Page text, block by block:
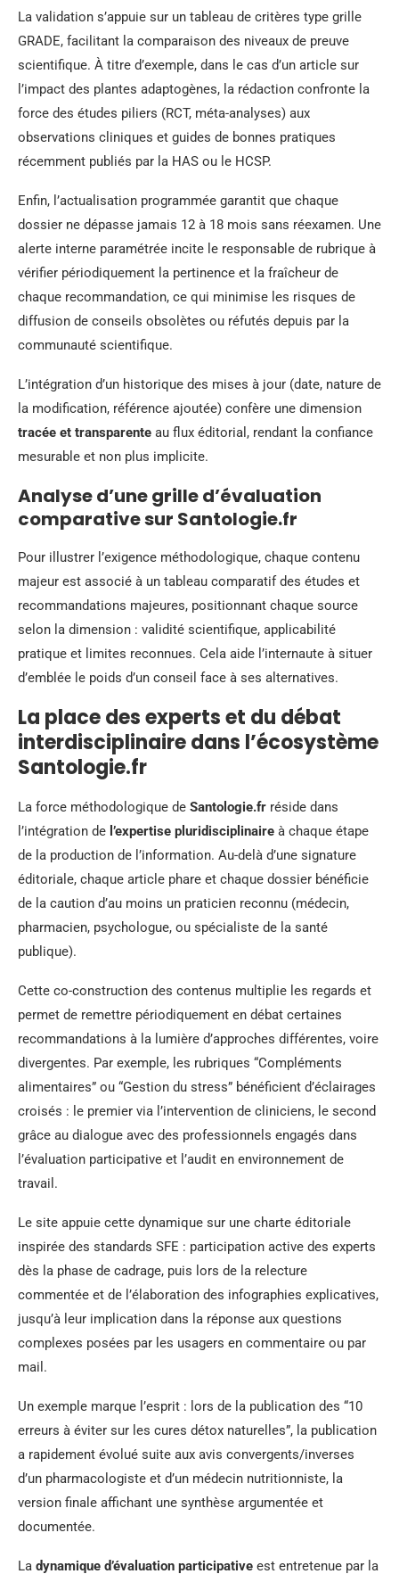
La validation s’appuie sur un tableau de critères type grille
GRADE, facilitant la comparaison des niveaux de preuve
scientifique. À titre d’exemple, dans le cas d’un article sur
l’impact des plantes adaptogènes, la rédaction confronte la
force des études piliers (RCT, méta-analyses) aux
observations cliniques et guides de bonnes pratiques
récemment publiés par la HAS ou le HCSP.
Enfin, l’actualisation programmée garantit que chaque
dossier ne dépasse jamais 12 à 18 mois sans réexamen. Une
alerte interne paramétrée incite le responsable de rubrique à
vérifier périodiquement la pertinence et la fraîcheur de
chaque recommandation, ce qui minimise les risques de
diffusion de conseils obsolètes ou réfutés depuis par la
communauté scientifique.
L’intégration d’un historique des mises à jour (date, nature de
la modification, référence ajoutée) confère une dimension
tracée et transparente au flux éditorial, rendant la confiance
mesurable et non plus implicite.
Analyse d’une grille d’évaluation
comparative sur Santologie.fr
Pour illustrer l’exigence méthodologique, chaque contenu
majeur est associé à un tableau comparatif des études et
recommandations majeures, positionnant chaque source
selon la dimension : validité scientifique, applicabilité
pratique et limites reconnues. Cela aide l’internaute à situer
d’emblée le poids d’un conseil face à ses alternatives.
La place des experts et du débat
interdisciplinaire dans l’écosystème
Santologie.fr
La force méthodologique de Santologie.fr réside dans
l’intégration de l’expertise pluridisciplinaire à chaque étape
de la production de l’information. Au-delà d’une signature
éditoriale, chaque article phare et chaque dossier bénéficie
de la caution d’au moins un praticien reconnu (médecin,
pharmacien, psychologue, ou spécialiste de la santé
publique).
Cette co-construction des contenus multiplie les regards et
permet de remettre périodiquement en débat certaines
recommandations à la lumière d’approches différentes, voire
divergentes. Par exemple, les rubriques “Compléments
alimentaires” ou “Gestion du stress” bénéficient d’éclairages
croisés : le premier via l’intervention de cliniciens, le second
grâce au dialogue avec des professionnels engagés dans
l’évaluation participative et l’audit en environnement de
travail.
Le site appuie cette dynamique sur une charte éditoriale
inspirée des standards SFE : participation active des experts
dès la phase de cadrage, puis lors de la relecture
commentée et de l’élaboration des infographies explicatives,
jusqu’à leur implication dans la réponse aux questions
complexes posées par les usagers en commentaire ou par
mail.
Un exemple marque l’esprit : lors de la publication des “10
erreurs à éviter sur les cures détox naturelles”, la publication
a rapidement évolué suite aux avis convergents/inverses
d’un pharmacologiste et d’un médecin nutritionniste, la
version finale affichant une synthèse argumentée et
documentée.
La dynamique d’évaluation participative est entretenue par la